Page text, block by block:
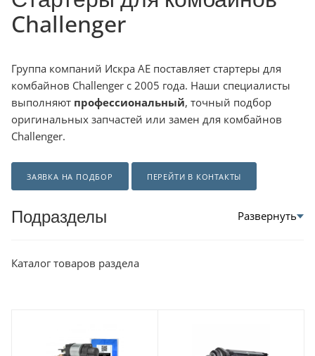
Challenger
Группа компаний Искра АЕ поставляет стартеры для
комбайнов Challenger с 2005 года. Наши специалисты
выполняют профессиональный, точный подбор
оригинальных запчастей или замен для комбайнов
Challenger.
ЗАЯВКА НА ПОДБОР ПЕРЕЙТИ В КОНТАКТЫ
Подразделы
Каталог товаров раздела